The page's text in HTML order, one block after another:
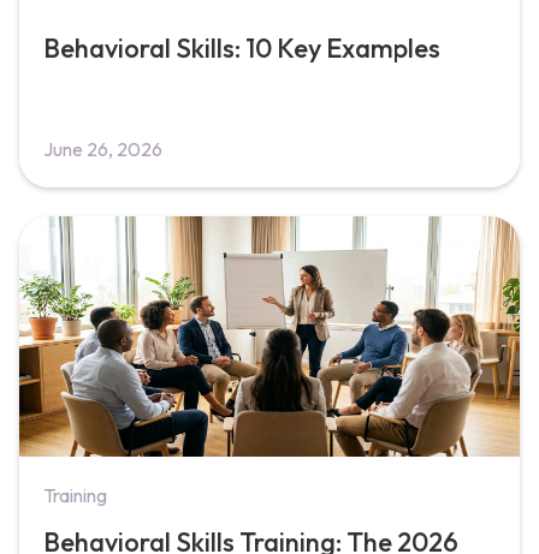
Behavioral Skills: 10 Key Examples
June 26, 2026
Training
Behavioral Skills Training: The 2026